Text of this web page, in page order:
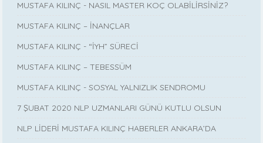
MUSTAFA KILINÇ - NASIL MASTER KOÇ OLABİLİRSİNİZ?
MUSTAFA KILINÇ – İNANÇLAR
MUSTAFA KILINÇ - “İYH” SÜRECİ
MUSTAFA KILINÇ – TEBESSÜM
MUSTAFA KILINÇ - SOSYAL YALNIZLIK SENDROMU
7 ŞUBAT 2020 NLP UZMANLARI GÜNÜ KUTLU OLSUN
NLP LİDERİ MUSTAFA KILINÇ HABERLER ANKARA’DA